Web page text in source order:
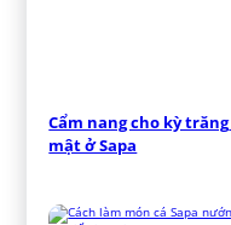
Cẩm nang cho kỳ trăng
mật ở Sapa